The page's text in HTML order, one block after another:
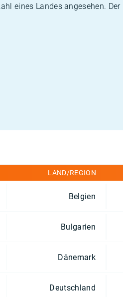
eines Landes angesehen.
LAND/REGION
Belgien
Bulgarien
Dänemark
Deutschland